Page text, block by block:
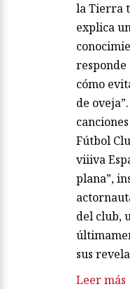
la Tierra
explica
cómo
de
Fútbol
viiiva
plana”,
del club,
sus
Leer más